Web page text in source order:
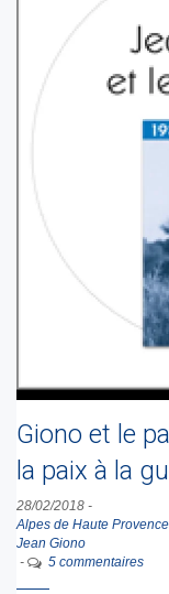
Giono et le
la paix à la
28/02/2018 -
Alpes de Haute Provence
Jean Giono
-
5 commentaires